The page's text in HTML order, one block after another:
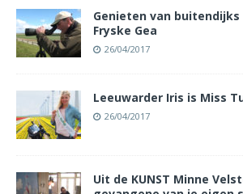
Genieten van
Fryske Gea
26/04/2017
Leeuwarder Iris is Miss
26/04/2017
Uit de KUNST Minne